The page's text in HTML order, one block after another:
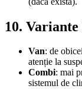
10.
Van: de
atenție la
Combi: mai
sistemul de